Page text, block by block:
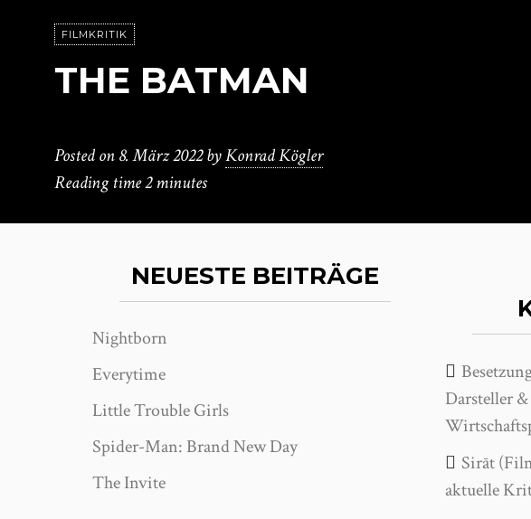
FILMKRITIK
THE BATMAN
Posted on8. März 2022byKonrad Kögler
Reading time2 minutes
NEUESTE BEITRÄGE
Nightborn
Everytime
Little Trouble Girls
Spider-Man: Brand New Day
The Invite
Darsteller
Sirāt
aktuelle